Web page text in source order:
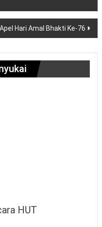
Hari Amal Bhakti Ke-76
HUT